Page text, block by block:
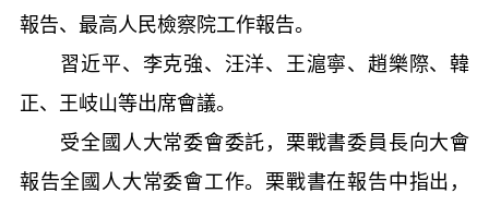
報告、最高人民檢察院工作報告。
習近平、李克強、汪洋、王滬寧、趙樂際、韓
正、王岐山等出席會議。
受全國人大常委會委託，栗戰書委員長向大會
報告全國人大常委會工作。栗戰書在報告中指出，